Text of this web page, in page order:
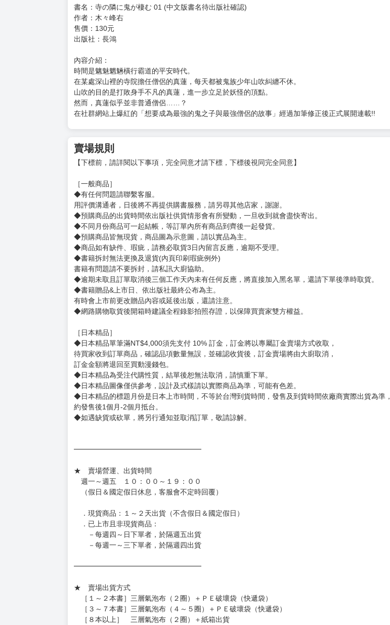
書名：寺の隣に鬼が棲む 01 (中文版書名待出版社確認)
作者：木々峰右
售價：130元
出版社：長鴻
內容介紹：
時間是魑魅魍魎橫行霸道的平安時代。
在某處深山裡的寺院擔任僧侶的真蓮，每天都被鬼族少年山吹糾纏不休。
山吹的目的是打敗身手不凡的真蓮，進一步立足於妖怪的頂點。
然而，真蓮似乎並非普通僧侶……？
在社群網站上爆紅的「想要成為最強的鬼之子與最強僧侶的故事」經過加筆修正後正式展開連載!!
賣場規則
【下標前，請詳閱以下事項，完全同意才請下標，下標後視同完全同意】
［一般商品］
◆有任何問題請聯繫客服。
用評價溝通者，日後將不再提供購書服務，請另尋其他店家，謝謝。
◆預購商品的出貨時間依出版社供貨情形會有所變動，一旦收到就會盡快寄出。
◆不同月份商品可一起結帳，等訂單內所有商品到齊後一起發貨。
◆預購商品皆無現貨，商品圖為示意圖，請以實品為主。
◆商品如有缺件、瑕疵，請務必取貨3日內留言反應，逾期不受理。
◆書籍拆封無法更換及退貨(內頁印刷瑕疵例外)
書籍有問題請不要拆封，請私訊大廚協助。
◆逾期未取且訂單取消後三個工作天內未有任何反應，將直接加入黑名單，還請下單後準時取貨。
◆書籍贈品&上市日、依出版社最終公布為主。
有時會上市前更改贈品內容或延後出版，還請注意。
◆網路購物取貨後開箱時建議全程錄影拍照存證，以保障買賣家雙方權益。
［日本精品］
◆日本精品單筆滿NT$4,000須先支付 10% 訂金，訂金將以專屬訂金賣場方式收取，
待買家收到訂單商品，確認品項數量無誤，並確認收貨後，訂金賣場將由大廚取消，
訂金金額將退回至買動漫錢包。
◆日本精品為受注代購性質，結單後恕無法取消，請慎重下單。
◆日本精品圖像僅供參考，設計及式樣請以實際商品為準，可能有色差。
◆日本精品的標題月份是日本上市時間，不等於台灣到貨時間，發售及到貨時間依廠商實際出貨為準，
約發售後1個月-2個月抵台。
◆如遇缺貨或砍單，將另行通知並取消訂單，敬請諒解。
━━━━━━━━━━━━━━━━━━
★ 賣場營運、出貨時間
週一～週五 １０：００～１９：００
（假日＆國定假日休息，客服會不定時回覆）
．現貨商品：１～２天出貨（不含假日＆國定假日）
．已上市且非現貨商品：
－每週四～日下單者，於隔週五出貨
－每週一～三下單者，於隔週四出貨
━━━━━━━━━━━━━━━━━━
★ 賣場出貨方式
［１～２本書］三層氣泡布（２圈）＋ＰＥ破壞袋（快遞袋）
［３～７本書］三層氣泡布（４～５圈）＋ＰＥ破壞袋（快遞袋）
［８本以上］ 三層氣泡布（２圈）＋紙箱出貨